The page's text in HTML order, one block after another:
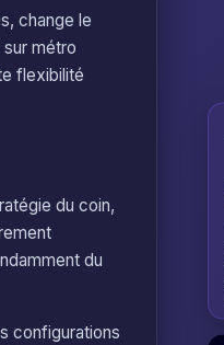
change le
métro
flexibilité
du coin,
du
configurations